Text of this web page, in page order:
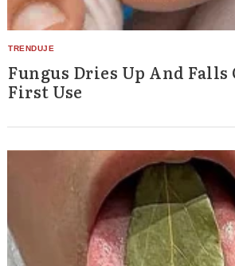
Fungus Dries Up And
First Use